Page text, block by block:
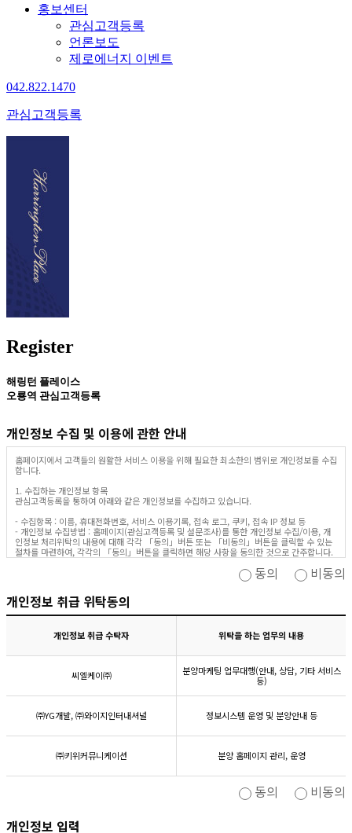
홍보센터
관심고객등록
언론보도
제로에너지 이벤트
042.822.1470
관심고객등록
Register
해링턴 플레이스
오룡역 관심고객등록